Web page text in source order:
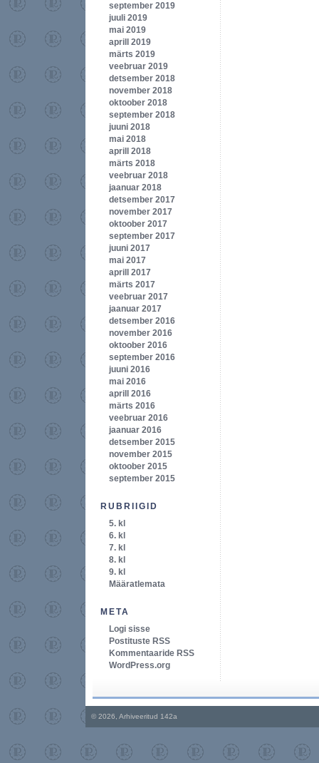
september 2019
juuli 2019
mai 2019
aprill 2019
märts 2019
veebruar 2019
detsember 2018
november 2018
oktoober 2018
september 2018
juuni 2018
mai 2018
aprill 2018
märts 2018
veebruar 2018
jaanuar 2018
detsember 2017
november 2017
oktoober 2017
september 2017
juuni 2017
mai 2017
aprill 2017
märts 2017
veebruar 2017
jaanuar 2017
detsember 2016
november 2016
oktoober 2016
september 2016
juuni 2016
mai 2016
aprill 2016
märts 2016
veebruar 2016
jaanuar 2016
detsember 2015
november 2015
oktoober 2015
september 2015
RUBRIIGID
5. kl
6. kl
7. kl
8. kl
9. kl
Määratlemata
META
Logi sisse
Postituste RSS
Kommentaaride RSS
WordPress.org
© 2026, Arhiveeritud 142a